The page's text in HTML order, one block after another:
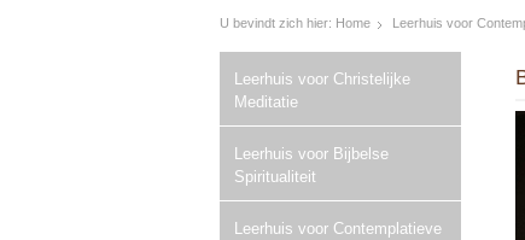
U bevindt zich hier: Home Leerhuis voor
Leerhuis voor Christelijke
Meditatie
Leerhuis voor Bijbelse
Spiritualiteit
Leerhuis voor Contemplatieve